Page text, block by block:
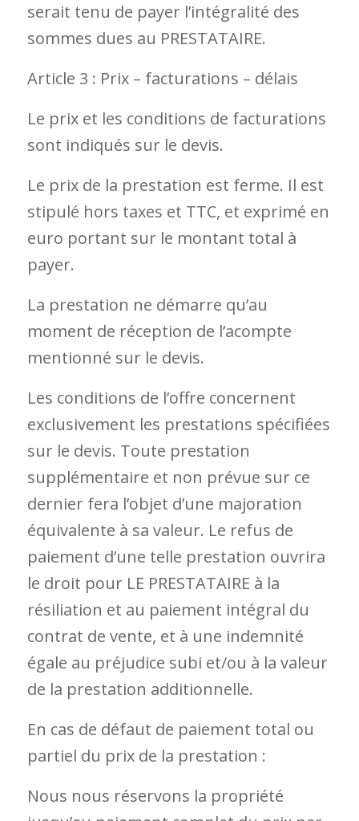
serait tenu de payer l’intégralité des
sommes dues au PRESTATAIRE.
Article 3 : Prix – facturations – délais
Le prix et les conditions de facturations
sont indiqués sur le devis.
Le prix de la prestation est ferme. Il est
stipulé hors taxes et TTC, et exprimé en
euro portant sur le montant total à
payer.
La prestation ne démarre qu’au
moment de réception de l’acompte
mentionné sur le devis.
Les conditions de l’offre concernent
exclusivement les prestations spécifiées
sur le devis. Toute prestation
supplémentaire et non prévue sur ce
dernier fera l’objet d’une majoration
équivalente à sa valeur. Le refus de
paiement d’une telle prestation ouvrira
le droit pour LE PRESTATAIRE à la
résiliation et au paiement intégral du
contrat de vente, et à une indemnité
égale au préjudice subi et/ou à la valeur
de la prestation additionnelle.
En cas de défaut de paiement total ou
partiel du prix de la prestation :
Nous nous réservons la propriété